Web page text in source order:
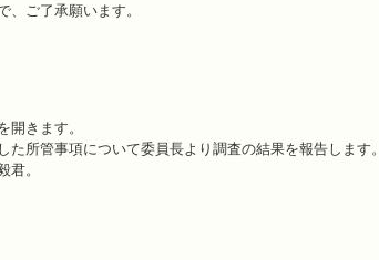
ご了承願います。
きます。
所管事項について委員長より調査の結果を報告します。
。